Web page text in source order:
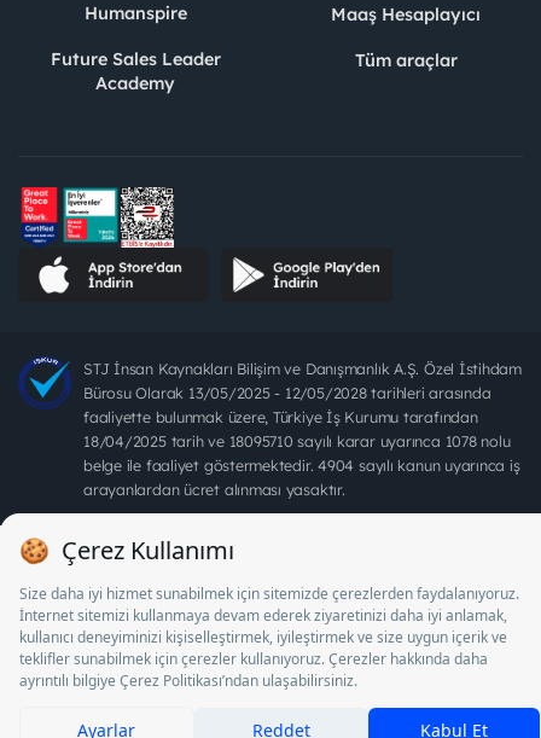
Humanspire
Future Sales Leader
Academy
Maaş Hesaplayıcı
Tüm araçlar
STJ İnsan Kaynakları Bilişim ve Danışmanlık A.Ş. Özel İstihdam
Bürosu Olarak 13/05/2025 - 12/05/2028 tarihleri arasında
faaliyette bulunmak üzere, Türkiye İş Kurumu tarafından
18/04/2025 tarih ve 18095710 sayılı karar uyarınca 1078 nolu
belge ile faaliyet göstermektedir. 4904 sayılı kanun uyarınca iş
arayanlardan ücret alınması yasaktır.